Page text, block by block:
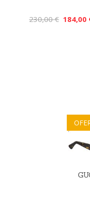
230,00 € 184,00